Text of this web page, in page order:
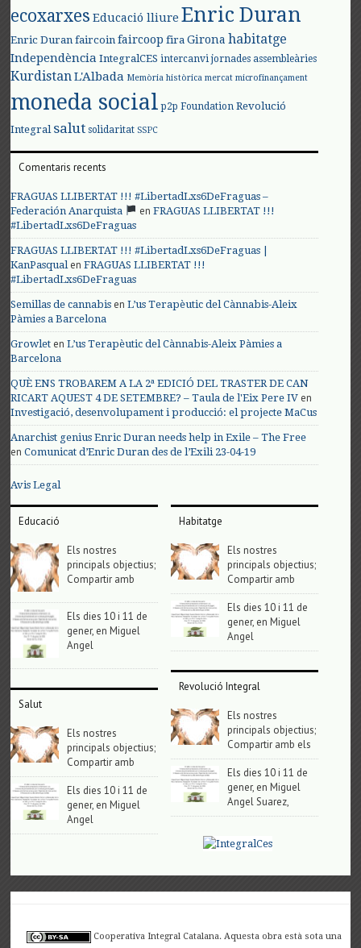
ecoxarxes Educació lliure Enric Duran
Enric Duran faircoin faircoop fira Girona habitatge
Independència IntegralCES intercanvi jornades assembleàries
KurdistanL'Albada Memòria històrica mercat microfinançament
moneda social p2p Foundation Revolució
Integral salut solidaritat SSPC
Comentaris recents
FRAGUAS LLIBERTAT !!! #LibertadLxs6DeFraguas –
Federación Anarquista
enFRAGUAS LLIBERTAT !!!
#LibertadLxs6DeFraguas
FRAGUAS LLIBERTAT !!! #LibertadLxs6DeFraguas |
KanPasqualenFRAGUAS LLIBERTAT !!!
#LibertadLxs6DeFraguas
Semillas de cannabis enL’us Terapèutic del Cànnabis-Aleix
Pàmies a Barcelona
Growlet enL’us Terapèutic del Cànnabis-Aleix Pàmies a
Barcelona
QUÈ ENS TROBAREM A LA 2ª EDICIÓ DEL TRASTER DE CAN
RICART AQUEST 4 DE SETEMBRE? – Taula de l'Eix Pere IV en
Investigació, desenvolupament i producció: el projecte MaCus
Anarchist genius Enric Duran needs help in Exile – The Free
enComunicat d’Enric Duran des de l’Exili 23-04-19
Avis Legal
Educació
Els nostres
principals objectius;
Compartir amb
Els dies 10 i 11 de
gener, en Miguel
Angel
Salut
Els nostres
principals objectius;
Compartir amb
Els dies 10 i 11 de
gener, en Miguel
Angel
Habitatge
Els nostres
principals objectius;
Compartir amb
Els dies 10 i 11 de
gener, en Miguel
Angel
Revolució Integral
Els nostres
principals objectius;
Compartir amb els
Els dies 10 i 11 de
gener, en Miguel
Angel Suarez,
Cooperativa Integral Catalana. Aquesta obra està sota una